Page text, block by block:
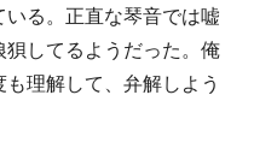
る。正直な琴音では嘘
してるようだった。俺
理解して、弁解しよう